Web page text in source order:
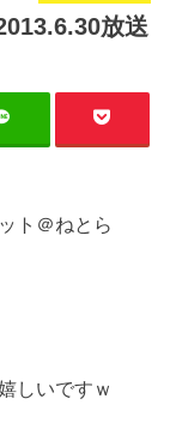
放送
ト＠ねとら
しいですｗ